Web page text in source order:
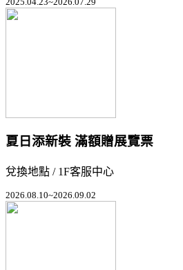
夏日添新裝 滿額贈展覽票
兌換地點 / 1F客服中心
2026.08.10~2026.09.02